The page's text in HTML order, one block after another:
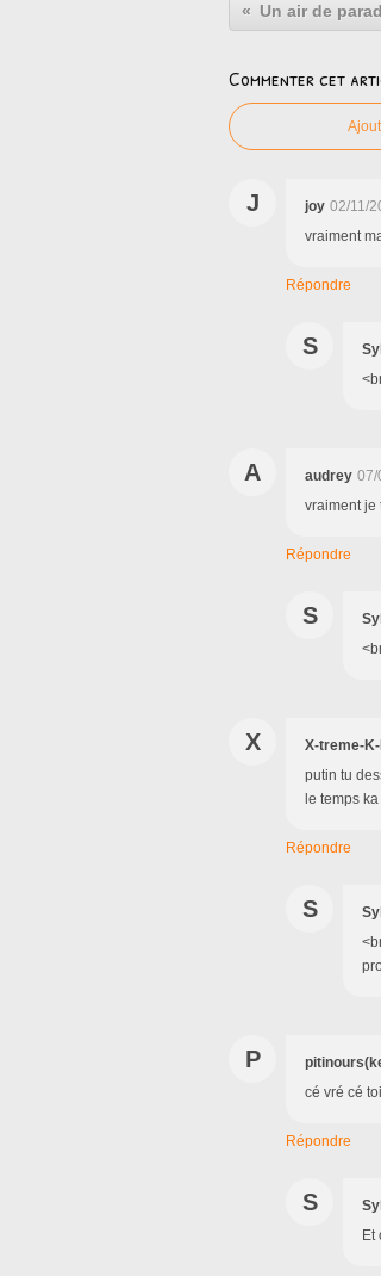
Un air de
Commenter cet
J joy 02/11/
vraiment
Répondre
S
A audrey 07/
vraiment je
Répondre
S
X X-treme-
putin tu
le temps
Répondre
S
P
cé vré cé
Répondre
S
Et